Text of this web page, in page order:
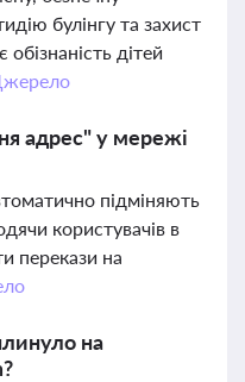
булінгу та захист
дітей
адрес" у мережі
підміняють
користувачів в
перекази на
на